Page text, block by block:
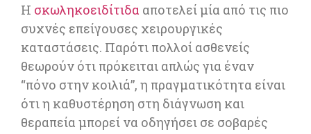
Η σκωληκοειδίτιδα αποτελεί μία από τις πιο
συχνές επείγουσες χειρουργικές
καταστάσεις. Παρότι πολλοί ασθενείς
θεωρούν ότι πρόκειται απλώς για έναν
“πόνο στην κοιλιά”, η πραγματικότητα είναι
ότι η καθυστέρηση στη διάγνωση και
θεραπεία μπορεί να οδηγήσει σε σοβαρές